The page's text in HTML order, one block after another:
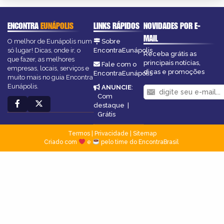
ENCONTRAEUNÁPOLIS
O melhor de Eunápolis num
só lugar! Dicas, onde ir, o
que fazer, as melhores
empresas, locais, serviços e
muito mais no guia Encontra
Eunápolis.
LINKS RÁPIDOS
Sobre
EncontraEunápolis
Fale com o
EncontraEunápolis
ANUNCIE:
Com
destaque |
Grátis
NOVIDADES POR E-
MAIL
Receba grátis as
principais notícias,
dicas e promoções
Termos| Privacidade
Sitemap
Criado com
e pelo time do EncontraBrasil